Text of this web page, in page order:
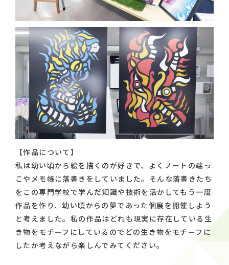
【作品について】
私は幼い頃から絵を描くのが好きで、よくノートの端っ
こやメモ帳に落書きをしていました。そんな落書きたち
をこの専門学校で学んだ知識や技術を活かしてもう一度
作品を作り、幼い頃からの夢であった個展を開催しよう
と考えました。私の作品はどれも現実に存在している生
き物をモチーフにしているのでどの生き物をモチーフに
したか考えながら楽しんでみてください。